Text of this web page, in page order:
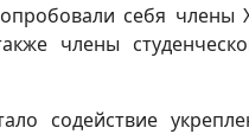
себя
члены
содействие